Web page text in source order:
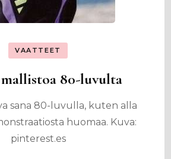
VAATTEET
80-luvulta
sana 80-luvulla, kuten alla
huomaa. Kuva:
pinterest.es